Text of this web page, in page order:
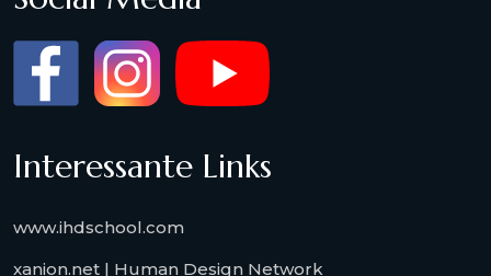
Interessante Links
www.ihdschool.com
xanion.net | Human Design Network